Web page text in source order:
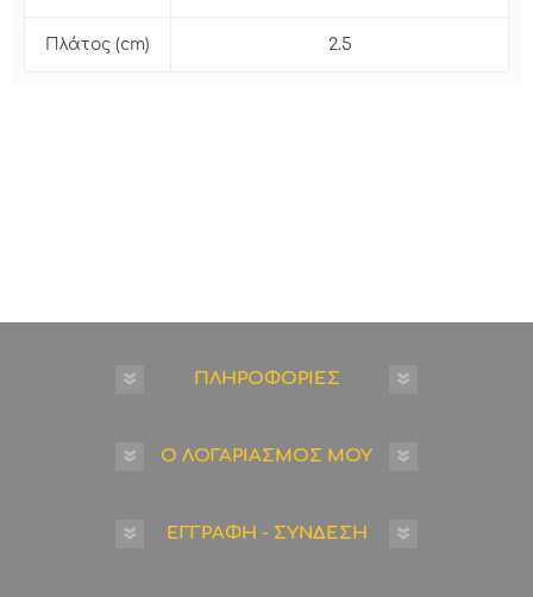
Πλάτος (cm) 2.5
ΠΛΗΡΟΦΟΡΙΕΣ
Ο ΛΟΓΑΡΙΑΣΜΟΣ ΜΟΥ
ΕΓΓΡΑΦΗ - ΣΥΝΔΕΣΗ